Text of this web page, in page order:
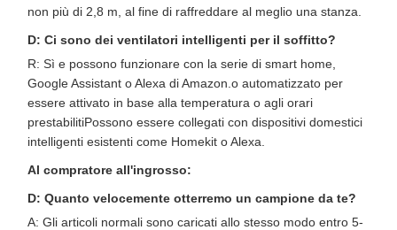
non più di 2,8 m, al fine di raffreddare al meglio una stanza.
D: Ci sono dei ventilatori intelligenti per il soffitto?
R: Sì e possono funzionare con la serie di smart home,
Google Assistant o Alexa di Amazon.o automatizzato per
essere attivato in base alla temperatura o agli orari
prestabilitiPossono essere collegati con dispositivi domestici
intelligenti esistenti come Homekit o Alexa.
Al compratore all'ingrosso:
D: Quanto velocemente otterremo un campione da te?
A: Gli articoli normali sono caricati allo stesso modo entro 5-